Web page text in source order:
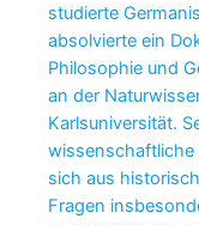
studierte
absolvierte ein
Philosophie und
an der
Karlsuniversität.
sich aus
Fragen